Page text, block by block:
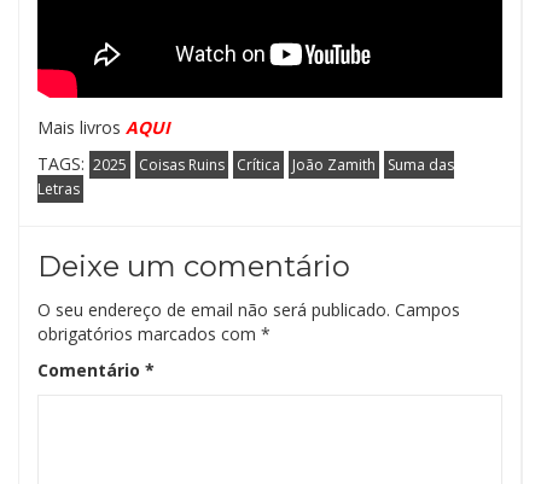
Mais livros AQUI
TAGS: 2025 Coisas Ruins Crítica João Zamith
Suma das
Letras
Deixe um comentário
O seu endereço de email não será publicado. Campos
obrigatórios marcados com *
Comentário *